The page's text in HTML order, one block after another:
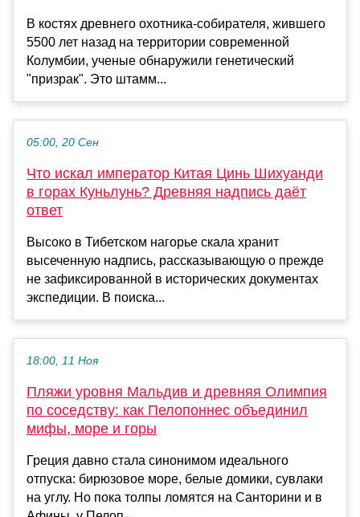
В костях древнего охотника-собирателя, жившего
5500 лет назад на территории современной
Колумбии, ученые обнаружили генетический
"призрак". Это штамм...
05:00, 20 Сен
Что искал император Китая Цинь Шихуанди
в горах Куньлунь? Древняя надпись даёт
ответ
Высоко в Тибетском нагорье скала хранит
высеченную надпись, рассказывающую о прежде
не зафиксированной в исторических документах
экспедиции. В поиска...
18:00, 11 Ноя
Пляжи уровня Мальдив и древняя Олимпия
по соседству: как Пелопоннес объединил
мифы, море и горы
Греция давно стала синонимом идеального
отпуска: бирюзовое море, белые домики, сувлаки
на углу. Но пока толпы ломятся на Санторини и в